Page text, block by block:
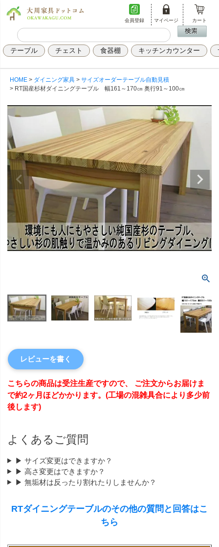
会員登録 マイページ カート
テーブル チェスト 食器棚 キッチンカウンター
HOME ダイニング家具
サイズオーダーテーブル自動見積
RT国産杉材ダイニングテーブル 幅161～170㎝ 奥行91～100㎝
レビューを書く
こちらの商品は受注生産ですので、 ご注文からお届けま
で約2ヶ月ほどかかります。(工場の混雑具合により多少前
後します)
よくあるご質問
▶ サイズ変更はできますか？
▶ 高さ変更はできますか？
▶ 無垢材は反ったり割れたりしませんか？
RTダイニングテーブルのその他の質問と回答はこ
ちら